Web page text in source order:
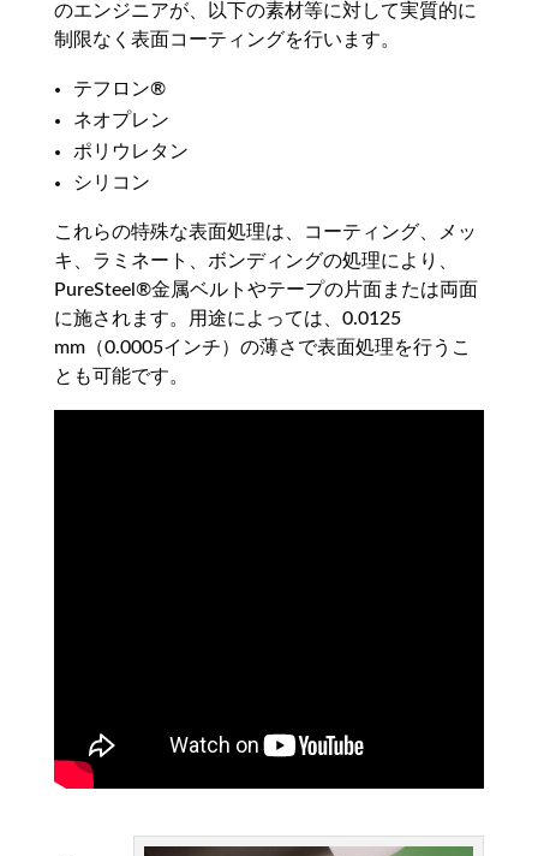
のエンジニアが、以下の素材等に対して実質的に
制限なく表面コーティングを行います。
テフロン®
ネオプレン
ポリウレタン
シリコン
これらの特殊な表面処理は、コーティング、メッ
キ、ラミネート、ボンディングの処理により、
PureSteel®金属ベルトやテープの片面または両面
に施されます。用途によっては、0.0125
mm（0.0005インチ）の薄さで表面処理を行うこ
とも可能です。